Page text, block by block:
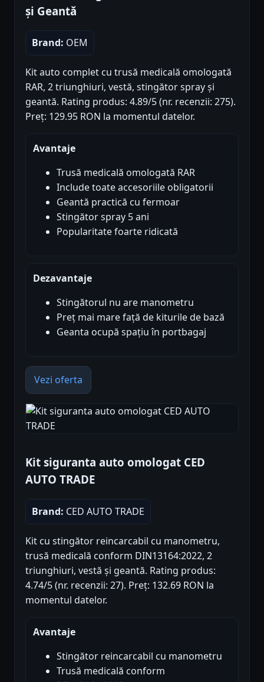
și Geantă
Brand: OEM
Kit auto complet cu trusă medicală omologată
RAR, 2 triunghiuri, vestă, stingător spray și
geantă. Rating produs: 4.89/5 (nr. recenzii: 275).
Preț: 129.95 RON la momentul datelor.
Avantaje
Trusă medicală omologată RAR
Include toate accesoriile obligatorii
Geantă practică cu fermoar
Stingător spray 5 ani
Popularitate foarte ridicată
Dezavantaje
Stingătorul nu are manometru
Preț mai mare față de kiturile de bază
Geanta ocupă spațiu în portbagaj
Vezi oferta
Kit siguranta auto omologat CED
AUTO TRADE
Brand: CED AUTO TRADE
Kit cu stingător reincarcabil cu manometru,
trusă medicală conform DIN13164:2022, 2
triunghiuri, vestă și geantă. Rating produs:
4.74/5 (nr. recenzii: 27). Preț: 132.69 RON la
momentul datelor.
Avantaje
Stingător reincarcabil cu manometru
Trusă medicală conform